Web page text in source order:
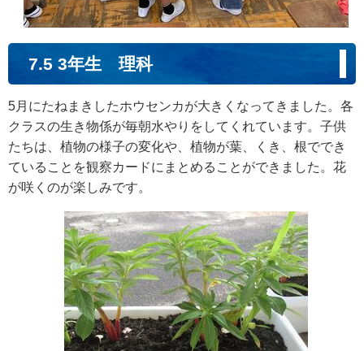
7.5 3年生 理科
5月にたねまきしたホウセンカが大きくなってきました。各
クラスの生き物係が毎朝水やりをしてくれています。子供
たちは、植物の様子の変化や、植物が葉、くき、根ででき
ていることを観察カードにまとめることができました。花
が咲くのが楽しみです。